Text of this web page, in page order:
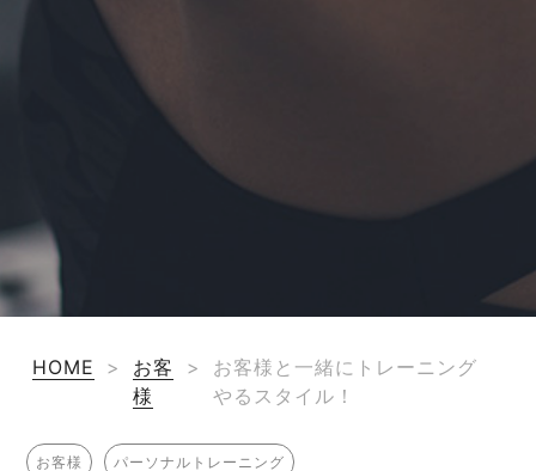
HOME >
お客
様
>
お客様と一緒にトレーニング
やるスタイル！
お客様 パーソナルトレーニング